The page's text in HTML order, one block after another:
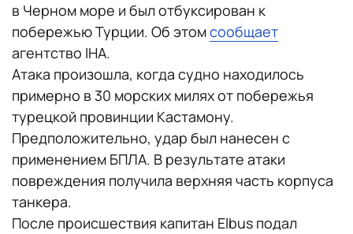
в Черном море и был отбуксирован к
побережью Турции. Об этомсообщает
агентство IHA.
Атака произошла, когда судно находилось
примерно в 30 морских милях от побережья
турецкой провинции Кастамону.
Предположительно, удар был нанесен с
применением БПЛА. В результате атаки
повреждения получила верхняя часть корпуса
танкера.
После происшествия капитан Elbus подал